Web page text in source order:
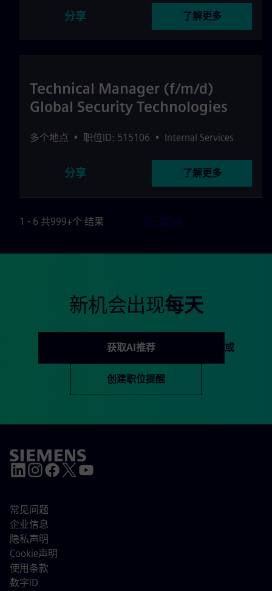
分享 了解更多
Technical Manager (f/m/d)
Global Security Technologies
多个地点 • 职位ID: 515106 • Internal Services
分享 了解更多
1 - 6 共999+个 结果 下一页 >>
新机会出现每天
获取AI推荐 或
创建职位提醒
常见问题
企业信息
隐私声明
Cookie声明
使用条款
数字ID